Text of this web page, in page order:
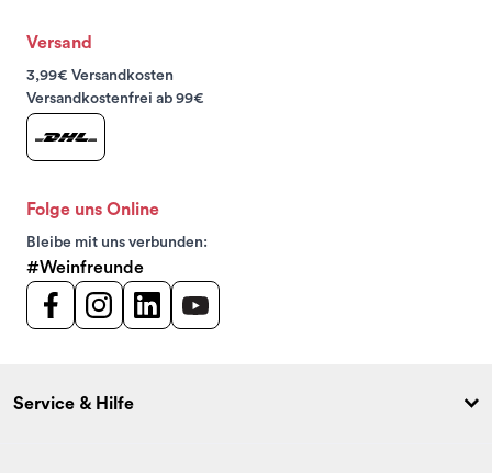
Versand
3,99€ Versandkosten
Versandkostenfrei ab 99€
Folge uns Online
Bleibe mit uns verbunden:
#Weinfreunde
Service & Hilfe